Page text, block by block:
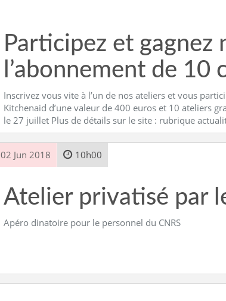
Participez et
l’abonnement de 10
Inscrivez vous vite à l’un de nos ateliers et vous
Kitchenaid d’une valeur de 400 euros et 10 ateliers
le 27 juillet Plus de détails sur le site : rubrique
02 Jun 2018 10h00
Atelier privatisé par
Apéro dinatoire pour le personnel du CNRS